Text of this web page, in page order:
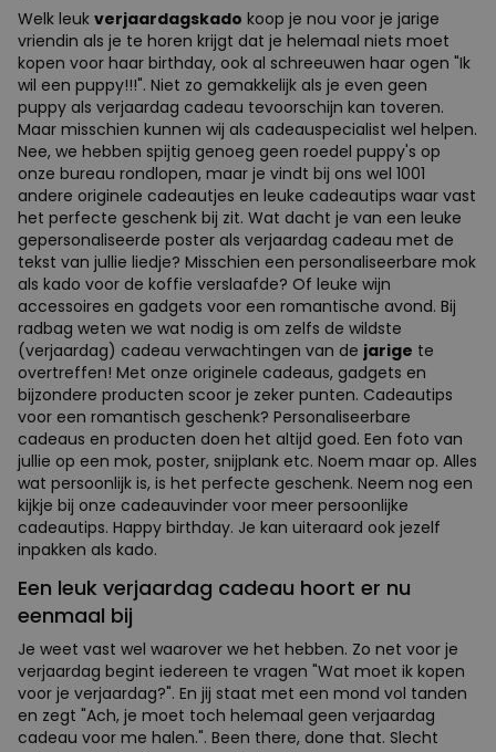
Welk leuk verjaardagskado koop je nou voor je jarige
vriendin als je te horen krijgt dat je helemaal niets moet
kopen voor haar birthday, ook al schreeuwen haar ogen "Ik
wil een puppy!!!". Niet zo gemakkelijk als je even geen
puppy als verjaardag cadeau tevoorschijn kan toveren.
Maar misschien kunnen wij als cadeauspecialist wel helpen.
Nee, we hebben spijtig genoeg geen roedel puppy's op
onze bureau rondlopen, maar je vindt bij ons wel 1001
andere originele cadeautjes en leuke cadeautips waar vast
het perfecte geschenk bij zit. Wat dacht je van een leuke
gepersonaliseerde poster als verjaardag cadeau met de
tekst van jullie liedje? Misschien een personaliseerbare mok
als kado voor de koffie verslaafde? Of leuke wijn
accessoires en gadgets voor een romantische avond. Bij
radbag weten we wat nodig is om zelfs de wildste
(verjaardag) cadeau verwachtingen van de jarige te
overtreffen! Met onze originele cadeaus, gadgets en
bijzondere producten scoor je zeker punten. Cadeautips
voor een romantisch geschenk? Personaliseerbare
cadeaus en producten doen het altijd goed. Een foto van
jullie op een mok, poster, snijplank etc. Noem maar op. Alles
wat persoonlijk is, is het perfecte geschenk. Neem nog een
kijkje bij onze cadeauvinder voor meer persoonlijke
cadeautips. Happy birthday. Je kan uiteraard ook jezelf
inpakken als kado.
Een leuk verjaardag cadeau hoort er nu
eenmaal bij
Je weet vast wel waarover we het hebben. Zo net voor je
verjaardag begint iedereen te vragen "Wat moet ik kopen
voor je verjaardag?". En jij staat met een mond vol tanden
en zegt "Ach, je moet toch helemaal geen verjaardag
cadeau voor me halen.". Been there, done that. Slecht